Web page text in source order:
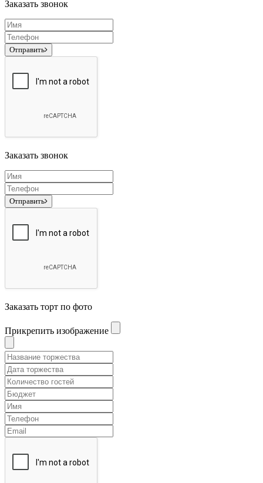
Заказать звонок
Отправить
Заказать звонок
Отправить
Заказать торт по фото
Прикрепить изображение